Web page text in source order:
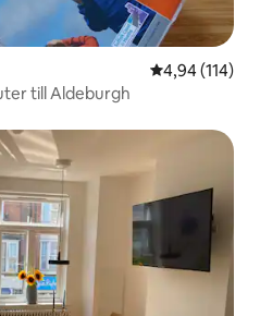
4,94 av 5 i
4,94 (114)
till Aldeburgh